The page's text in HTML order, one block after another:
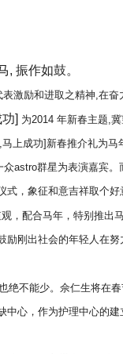
, 振作如鼓。
激励和进取之精神,在
] 为2014 年新春主题,
上成功]新春推介礼为
astro群星为表演嘉宾
，象征和意吉祥取个好
，配合马年，特别推
励刚出社会的年轻人在
绝不能少。佘仁生将在
中心，作为护理中心的